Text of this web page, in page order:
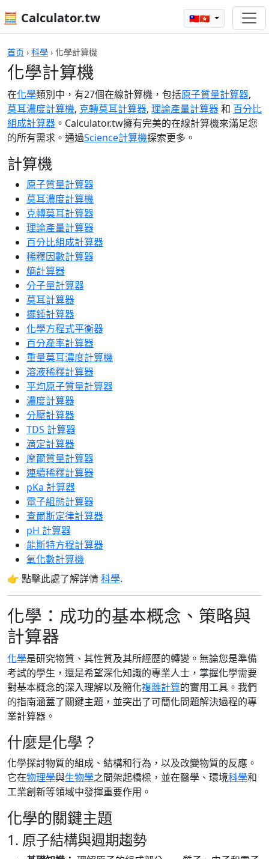
🧮 Calculator.tw 🇹🇼🇭🇰
首页 › 科學 › 化學計算機
化學計算機
在化學類別中，有27個在線計算機，包括原子質量計算器,
莫耳濃度計算機, 克轉莫耳計算器, 理論產量計算器和 百分比
組成計算器 。Calculator.tw擁有完美的在線計算機來滿足您
的所有需求。通過Science計算機探索更多。
計算機
原子質量計算器
莫耳濃度計算機
克轉莫耳計算器
理論產量計算器
百分比組成計算器
稀釋因數計算器
熵計算器
分子量計算器
莫耳計算器
擺錘計算器
化學方程式平衡器
百分產率計算器
重量莫耳濃度計算機
溶液稀釋計算器
平均原子質量計算器
濃度計算器
分壓計算器
TDS 計算器
滴定計算器
摩爾質量計算器
連續稀釋計算器
pKa 計算器
電子組態計算器
查爾斯定律計算器
pH 計算器
能斯特方程計算器
氧化數計算機
👉 點擊此處了解詳情科學.
化學：成功的基本概念、策略與
計算器
化學是研究物質、其性質及其所經歷的轉變。無論您是準備
考試的學生，還是希望深化知識的專業人士，掌握化學需要
對基本概念的深入理解以及簡化複雜計算的實用工具。我們
的指南涵蓋了關鍵主題，並突出了可簡化問題解決過程的專
業計算器。
什麼是化學？
化學探討物質的組成、結構和行為，以及改變物質的反應。
它在物理學與生物學之間架起橋樑，並在醫學、環境科學和
工業創新等領域中發揮重要作用。
化學的關鍵主題
1. 原子結構與週期趨勢